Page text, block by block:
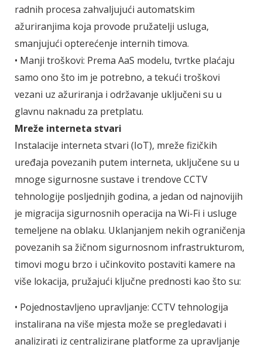
radnih procesa zahvaljujući automatskim
ažuriranjima koja provode pružatelji usluga,
smanjujući opterećenje internih timova.
• Manji troškovi: Prema AaS modelu, tvrtke plaćaju
samo ono što im je potrebno, a tekući troškovi
vezani uz ažuriranja i održavanje uključeni su u
glavnu naknadu za pretplatu.
Mreže interneta stvari
Instalacije interneta stvari (IoT), mreže fizičkih
uređaja povezanih putem interneta, uključene su u
mnoge sigurnosne sustave i trendove CCTV
tehnologije posljednjih godina, a jedan od najnovijih
je migracija sigurnosnih operacija na Wi-Fi i usluge
temeljene na oblaku. Uklanjanjem nekih ograničenja
povezanih sa žičnom sigurnosnom infrastrukturom,
timovi mogu brzo i učinkovito postaviti kamere na
više lokacija, pružajući ključne prednosti kao što su:
• Pojednostavljeno upravljanje: CCTV tehnologija
instalirana na više mjesta može se pregledavati i
analizirati iz centralizirane platforme za upravljanje